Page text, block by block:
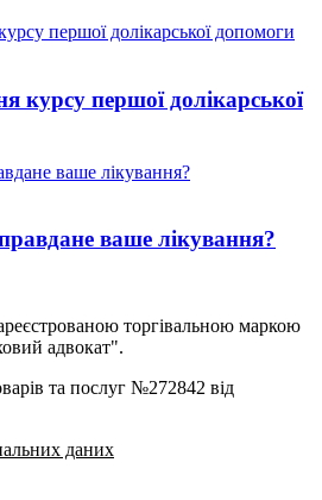
курсу першої долікарської
ваше лікування?
торгівальною маркою
адвокат".
та послуг №272842 від
даних